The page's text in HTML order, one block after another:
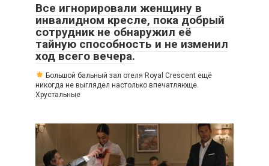
Все игнорировали женщину в
инвалидном кресле, пока добрый
сотрудник не обнаружил её
тайную способность и не изменил
ход всего вечера.
Большой бальный зал отеля Royal Crescent ещё
никогда не выглядел настолько впечатляюще.
Хрустальные